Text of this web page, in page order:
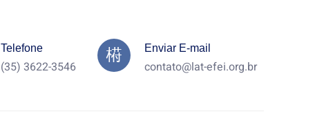
Telefone
(35) 3622-3546
Enviar E-mail
contato@lat-efei.org.br